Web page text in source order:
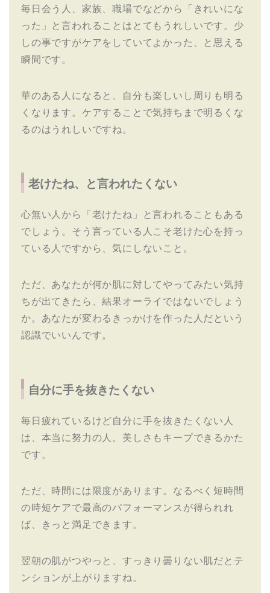
毎日会う人、家族、職場でなどから「きれいにな
った」と言われることはとてもうれしいです。少
しの事ですがケアをしていてよかった、と思える
瞬間です。
華のある人になると、自分も楽しいし周りも明る
くなります。ケアすることで気持ちまで明るくな
るのはうれしいですね。
老けたね、と言われたくない
心無い人から「老けたね」と言われることもある
でしょう。そう言っている人こそ老けた心を持っ
ている人ですから、気にしないこと。
ただ、あなたが何か肌に対してやってみたい気持
ちが出てきたら、結果オーライではないでしょう
か。あなたが変わるきっかけを作った人だという
認識でいいんです。
自分に手を抜きたくない
毎日疲れているけど自分に手を抜きたくない人
は、本当に努力の人。美しさもキープできるかた
です。
ただ、時間には限度があります。なるべく短時間
の時短ケアで最高のパフォーマンスが得られれ
ば、きっと満足できます。
翌朝の肌がつやっと、すっきり曇りない肌だとテ
ンションが上がりますね。